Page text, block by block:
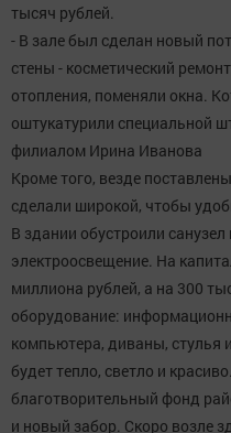
тысяч рублей.
- В зале был сделан новый
стены - косметический
отопления, поменяли окна.
оштукатурили специальной
филиалом Ирина Иванова
Кроме того, везде
сделали широкой, чтобы
В здании обустроили
электроосвещение. На
миллиона рублей, а на 300
оборудование:
компьютера, диваны, стулья
будет тепло, светло и
благотворительный фонд
и новый забор. Скоро возле